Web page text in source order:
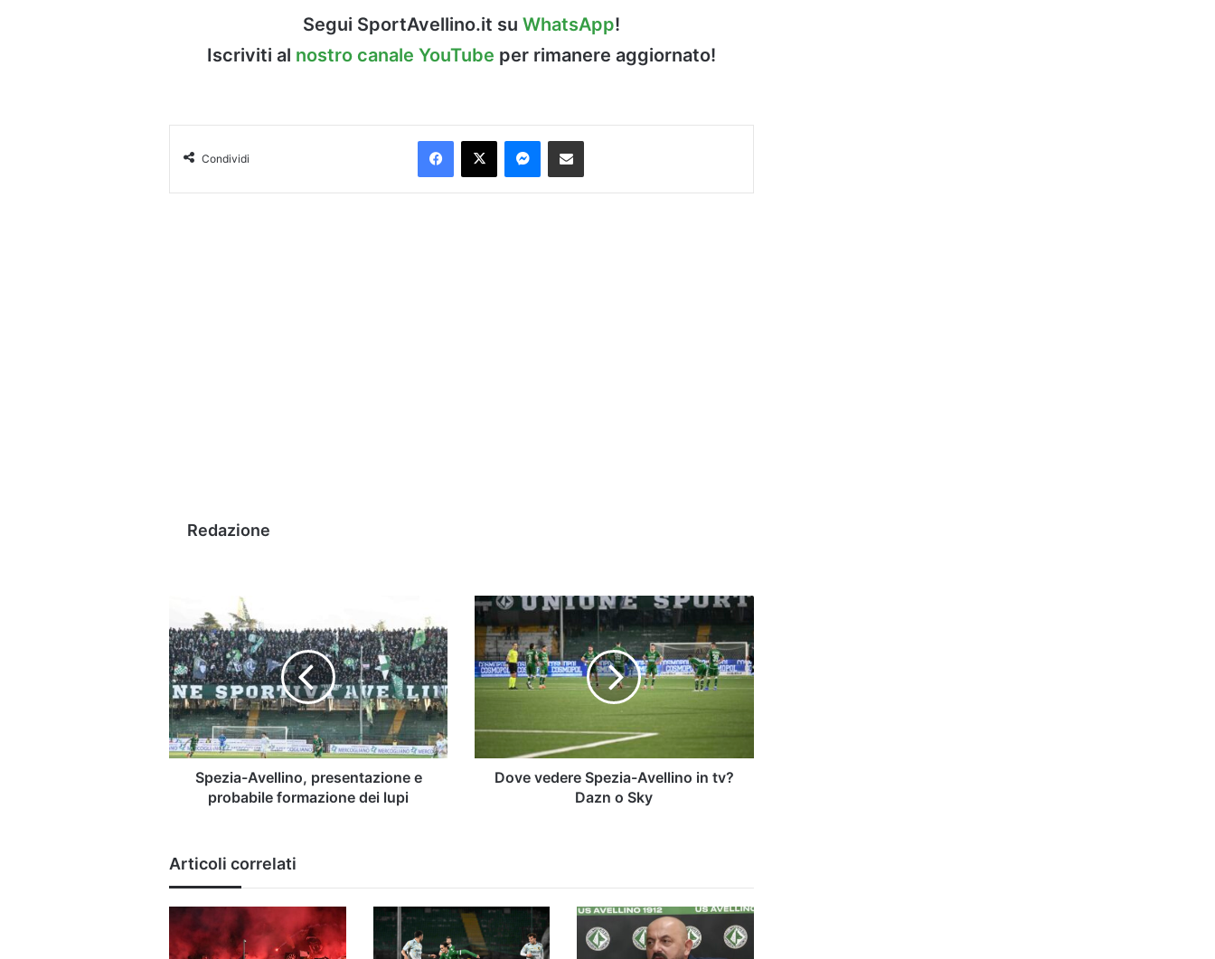
Segui SportAvellino.it su WhatsApp!
Iscriviti al nostro canale YouTube per rimanere aggiornato!
Condividi
Facebook
X Messenger
Condividi via Email
Redazione
Avellino,
presentazione
e
probabile
formazione
dei
lupi
Spezia-Avellino, presentazione e
probabile formazione dei lupi
Dove
vedere
Spezia-
Avellino
in
o
Sky
Dove vedere Spezia-Avellino in tv?
Dazn o Sky
Articoli correlati